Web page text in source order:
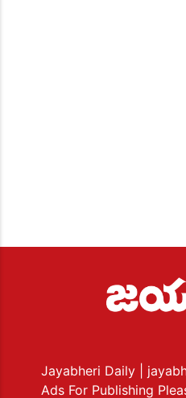
Jayabheri Daily
|
Ads For Publishing